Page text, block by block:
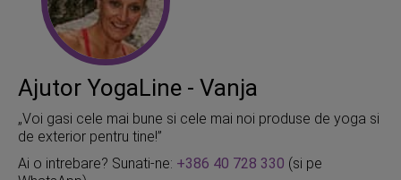
Ajutor YogaLine - Vanja
„Voi gasi cele mai bune si cele mai noi produse de yoga si
de exterior pentru tine!”
Ai o intrebare? Sunati-ne: +386 40 728 330 (si pe